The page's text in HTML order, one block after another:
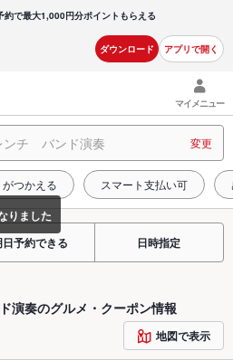
約で最大1,000円分ポイントもらえる
ダウンロード アプリで開く
マイメニュー
チ バンド演奏 変更
つかえる スマート支払い可
予約できる 日時指定
演奏のグルメ・クーポン情報
地図で表示